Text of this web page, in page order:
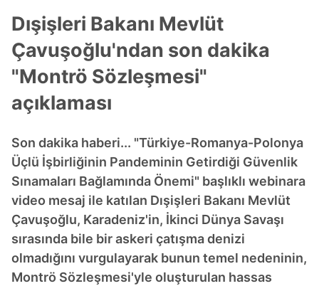
Dışişleri Bakanı Mevlüt
Çavuşoğlu'ndan son dakika
"Montrö Sözleşmesi"
açıklaması
Son dakika haberi... "Türkiye-Romanya-Polonya
Üçlü İşbirliğinin Pandeminin Getirdiği Güvenlik
Sınamaları Bağlamında Önemi" başlıklı webinara
video mesaj ile katılan Dışişleri Bakanı Mevlüt
Çavuşoğlu, Karadeniz'in, İkinci Dünya Savaşı
sırasında bile bir askeri çatışma denizi
olmadığını vurgulayarak bunun temel nedeninin,
Montrö Sözleşmesi'yle oluşturulan hassas